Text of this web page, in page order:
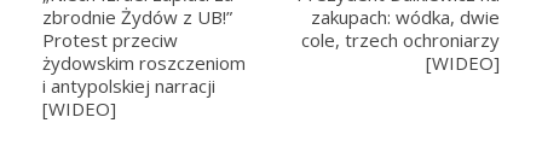
zbrodnie Żydów z UB!”
Protest przeciw
żydowskim roszczeniom
i antypolskiej narracji
[WIDEO]
zakupach: wódka, dwie
cole, trzech ochroniarzy
[WIDEO]